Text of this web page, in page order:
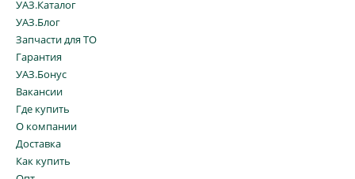
УАЗ.Каталог
УАЗ.Блог
Запчасти для ТО
Гарантия
УАЗ.Бонус
Вакансии
Где купить
О компании
Доставка
Как купить